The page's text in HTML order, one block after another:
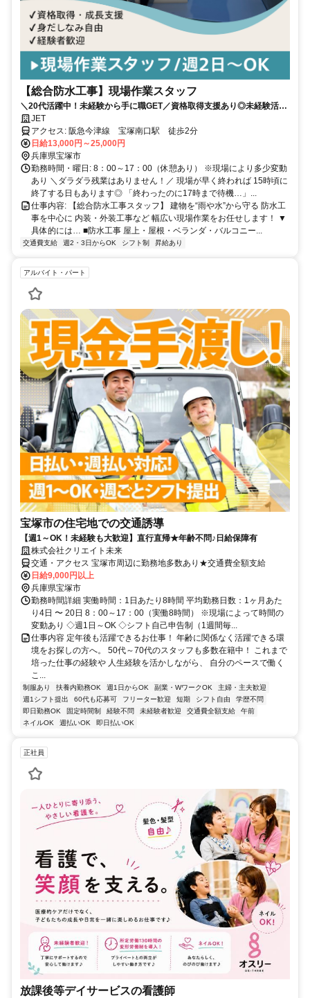
【総合防水工事】現場作業スタッフ
＼20代活躍中！未経験から手に職GET／資格取得支援あり◎未経験活躍
中◎防水・内装・外装など幅広い技術を学べる環境です！
JET
アクセス: 阪急今津線 宝塚南口駅 徒歩2分
日給13,000円～25,000円
兵庫県宝塚市
勤務時間・曜日: 8：00～17：00（休憩あり） ※現場により多少変動
あり ＼ダラダラ残業はありません！／ 現場が早く終われば 15時頃に
終了する日もあります◎ 「終わったのに17時まで待機…」...
仕事内容: 【総合防水工事スタッフ】 建物を“雨や水”から守る 防水工
事を中心に 内装・外装工事など 幅広い現場作業をお任せします！ ▼
具体的には… ■防水工事 屋上・屋根・ベランダ・バルコニー...
交通費支給 週2・3日からOK シフト制 昇給あり
アルバイト・パート
宝塚市の住宅地での交通誘導
【週1～OK！未経験も大歓迎】直行直帰★年齢不問♪日給保障有
株式会社クリエイト未来
交通・アクセス 宝塚市周辺に勤務地多数あり★交通費全額支給
日給9,000円以上
兵庫県宝塚市
勤務時間詳細 実働時間：1日あたり8時間 平均勤務日数：1ヶ月あた
り4日 〜 20日 8：00～17：00（実働8時間） ※現場によって時間の
変動あり ◇週1日～OK ◇シフト自己申告制（1週間毎...
仕事内容 定年後も活躍できるお仕事！ 年齢に関係なく活躍できる環
境をお探しの方へ。 50代～70代のスタッフも多数在籍中！ これまで
培った仕事の経験や 人生経験を活かしながら、 自分のペースで働く
こ...
制服あり 扶養内勤務OK 週1日からOK 副業・WワークOK
主婦・主夫歓迎
週1シフト提出
60代も応募可 フリーター歓迎 短期 シフト自由
学歴不問
即日勤務OK
固定時間制 経験不問 未経験者歓迎 交通費全額支給
午前
ネイルOK
週払いOK 即日払いOK
正社員
放課後等デイサービスの看護師